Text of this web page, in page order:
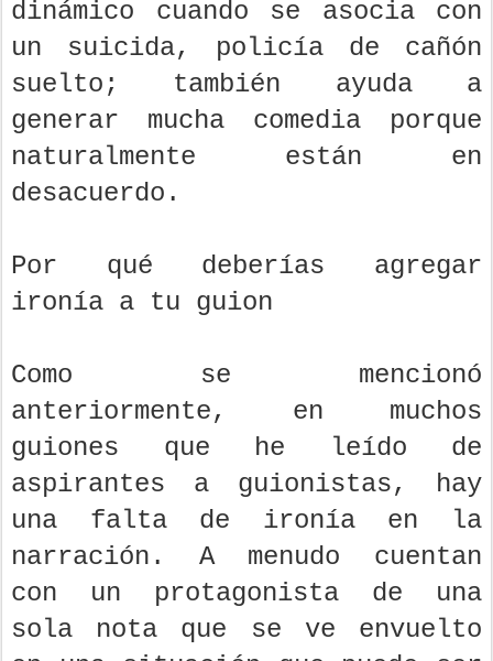
dinámico cuando se asocia con
un suicida, policía de cañón
suelto; también ayuda a
generar mucha comedia porque
naturalmente están en
desacuerdo.
Por qué deberías agregar
ironía a tu guion
Como se mencionó
anteriormente, en muchos
guiones que he leído de
aspirantes a guionistas, hay
una falta de ironía en la
narración. A menudo cuentan
con un protagonista de una
sola nota que se ve envuelto